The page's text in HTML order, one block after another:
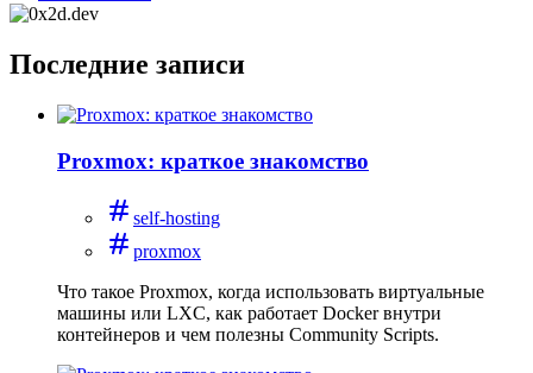
Последние записи
Proxmox: краткое знакомство
self-hosting
proxmox
Что такое Proxmox, когда использовать виртуальные
машины или LXC, как работает Docker внутри
контейнеров и чем полезны Community Scripts.